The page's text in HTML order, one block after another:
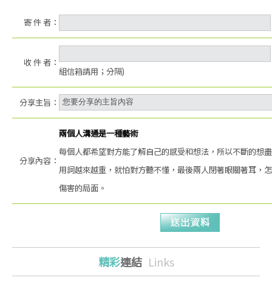
寄 件 者：
收 件 者：
組信箱請用；分隔)
分享主旨：
分享內容：
兩個人溝通是一種藝術
每個人都希望對方能了解自己的感受和想法，所以不斷的想
用詞越來越重，就怕對方聽不懂，最後兩人閉著眼關著耳，
傷害的局面。
精彩連結 Links